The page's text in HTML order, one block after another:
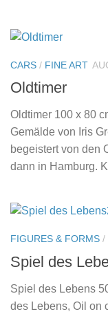
CARS / FINE ART
Oldtimer
Oldtimer 100 x 80
Gemälde von Iris
begeistert von den
dann in Hamburg.
FIGURES & FORMS /
Spiel des
Spiel des Lebens
des Lebens, Oil on